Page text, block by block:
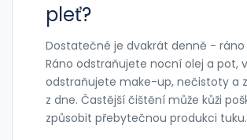
pleť?
Dostatečné je dvakrát denně - ráno
Ráno odstraňujete nocní olej a pot,
odstraňujete make-up, nečistoty a
z dne. Častější čištění může kůži
způsobit přebytečnou produkci tuku.